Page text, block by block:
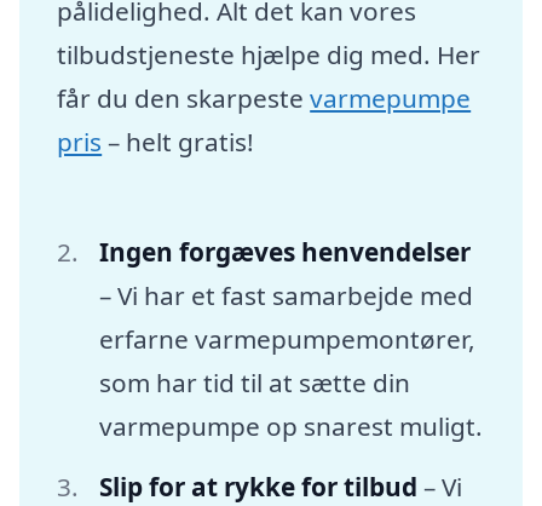
pålidelighed. Alt det kan vores
tilbudstjeneste hjælpe dig med. Her
får du den skarpestevarmepumpe
pris – helt gratis!
Ingen forgæves henvendelser
– Vi har et fast samarbejde med
erfarne varmepumpemontører,
som har tid til at sætte din
varmepumpe op snarest muligt.
Slip for at rykke for tilbud – Vi